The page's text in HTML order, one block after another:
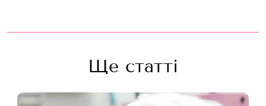
Ще статті